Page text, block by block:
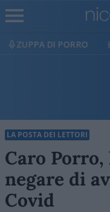
ECONOMIA
LA POSTA DEI LETTORI
Caro Porro,
negare di
Covid